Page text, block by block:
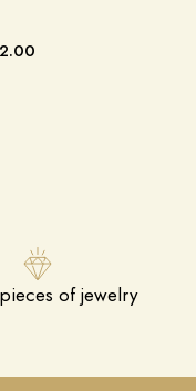
of jewelry